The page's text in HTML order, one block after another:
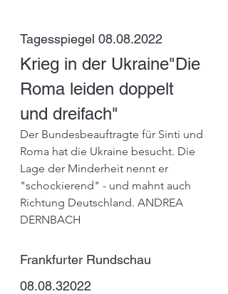
Tagesspiegel 08.08.2022
Krieg in der Ukraine"Die
Roma leiden doppelt
und dreifach"
Der Bundesbeauftragte für Sinti und
Roma hat die Ukraine besucht. Die
Lage der Minderheit nennt er
"schockierend" - und mahnt auch
Richtung Deutschland. ANDREA
DERNBACH
Frankfurter Rundschau
08.08.32022